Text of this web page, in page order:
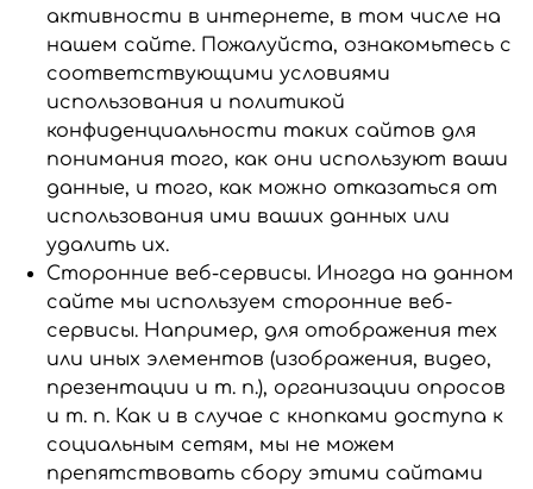
активности в интернете, в том числе на
нашем сайте. Пожалуйста, ознакомьтесь с
соответствующими условиями
использования и политикой
конфиденциальности таких сайтов для
понимания того, как они используют ваши
данные, и того, как можно отказаться от
использования ими ваших данных или
удалить их.
Сторонние веб-сервисы. Иногда на данном
сайте мы используем сторонние веб-
сервисы. Например, для отображения тех
или иных элементов (изображения, видео,
презентации и т. п.), организации опросов
и т. п. Как и в случае с кнопками доступа к
социальным сетям, мы не можем
препятствовать сбору этими сайтами